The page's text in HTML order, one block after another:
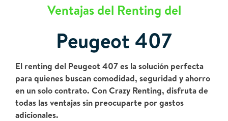
Ventajas del Renting del
Peugeot 407
El renting del Peugeot 407 es la solución perfecta
para quienes buscan comodidad, seguridad y ahorro
en un solo contrato. Con Crazy Renting, disfruta de
todas las ventajas sin preocuparte por gastos
adicionales.